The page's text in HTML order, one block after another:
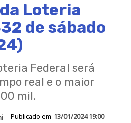
Loteria
de sábado
Federal será
real e o maior
mil.
Publicado em 13/01/2024 19:00